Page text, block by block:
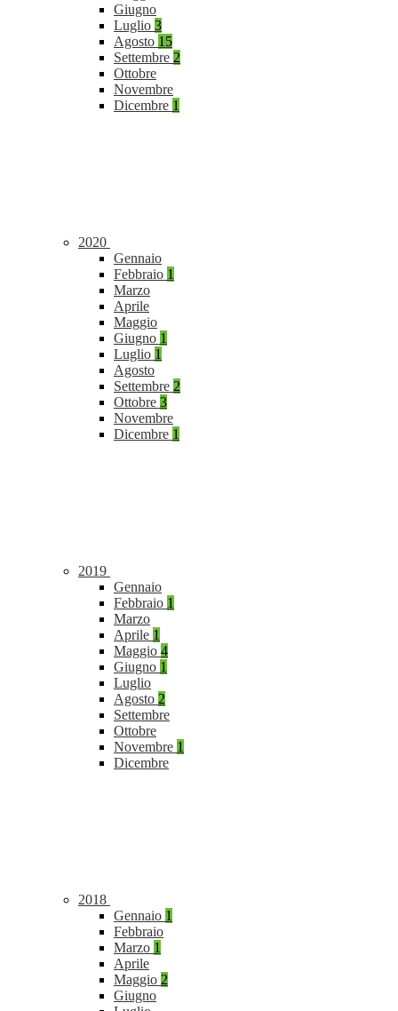
Giugno
Luglio 3
Agosto 15
Settembre 2
Ottobre
Novembre
Dicembre 1
2020
Gennaio
Febbraio 1
Marzo
Aprile
Maggio
Giugno 1
Luglio 1
Agosto
Settembre 2
Ottobre 3
Novembre
Dicembre 1
2019
Gennaio
Febbraio 1
Marzo
Aprile 1
Maggio 4
Giugno 1
Luglio
Agosto 2
Settembre
Ottobre
Novembre 1
Dicembre
2018
Gennaio 1
Febbraio
Marzo 1
Aprile
Maggio 2
Giugno